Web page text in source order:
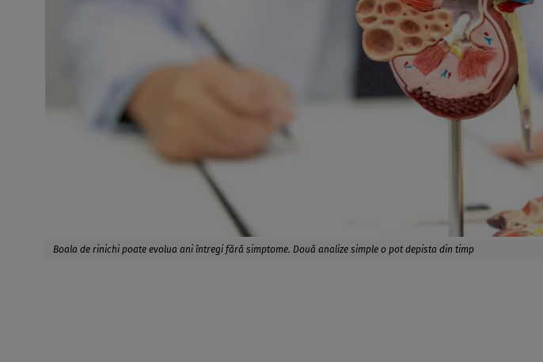
Boala de rinichi poate evolua ani întregi fără simptome. Două analize simple o pot depista din timp